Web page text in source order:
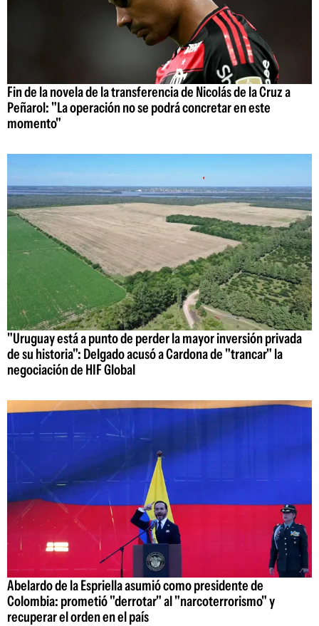
Fin de la novela de la transferencia de Nicolás de la Cruz a
Peñarol: "La operación no se podrá concretar en este
momento"
"Uruguay está a punto de perder la mayor inversión privada
de su historia": Delgado acusó a Cardona de "trancar" la
negociación de HIF Global
Abelardo de la Espriella asumió como presidente de
Colombia: prometió "derrotar" al "narcoterrorismo" y
recuperar el orden en el país